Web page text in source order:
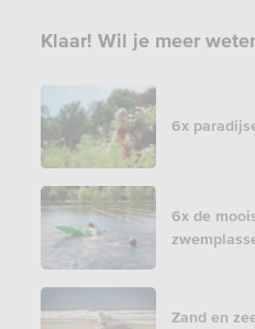
Klaar! Wil je meer
6x
6x de
Zand en